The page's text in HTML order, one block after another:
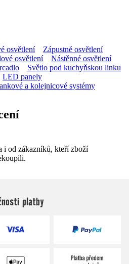
osvětlení
Zápustné osvětlení
osvětlení
Nástěnné osvětlení
Světlo pod kuchyňskou linku
LED panely
a kolejnicové systémy
i od zákazníků, kteří zboží
platby